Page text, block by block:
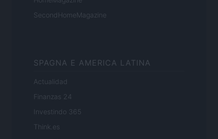
SecondHomeMagazine
SPAGNA E AMERICA LATINA
Actualidad
Finanzas 24
Investindo 365
Think.es